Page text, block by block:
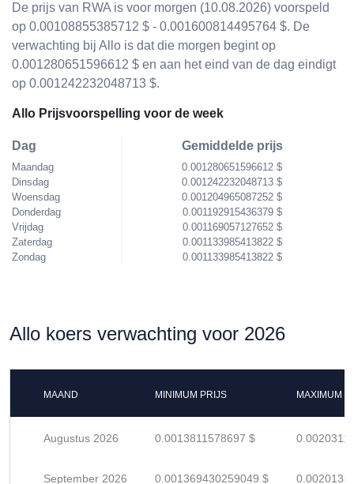
De prijs van RWA is voor morgen (10.08.2026) voorspeld
op 0.00108855385712 $ - 0.001600814495764 $. De
verwachting bij Allo is dat die morgen begint op
0.001280651596612 $ en aan het eind van de dag eindigt
op 0.001242232048713 $.
Allo Prijsvoorspelling voor de week
Dag
Maandag
Dinsdag
Woensdag
Donderdag
Vrijdag
Zaterdag
Zondag
Gemiddelde prijs
0.001280651596612 $
0.001242232048713 $
0.001204965087252 $
0.001192915436379 $
0.001169057127652 $
0.001133985413822 $
0.001133985413822 $
Allo koers verwachting voor 2026
MAAND MINIMUM PRIJS MAXIMUM
Augustus 2026 0.0013811578697 $
September 2026 0.001369430259049 $